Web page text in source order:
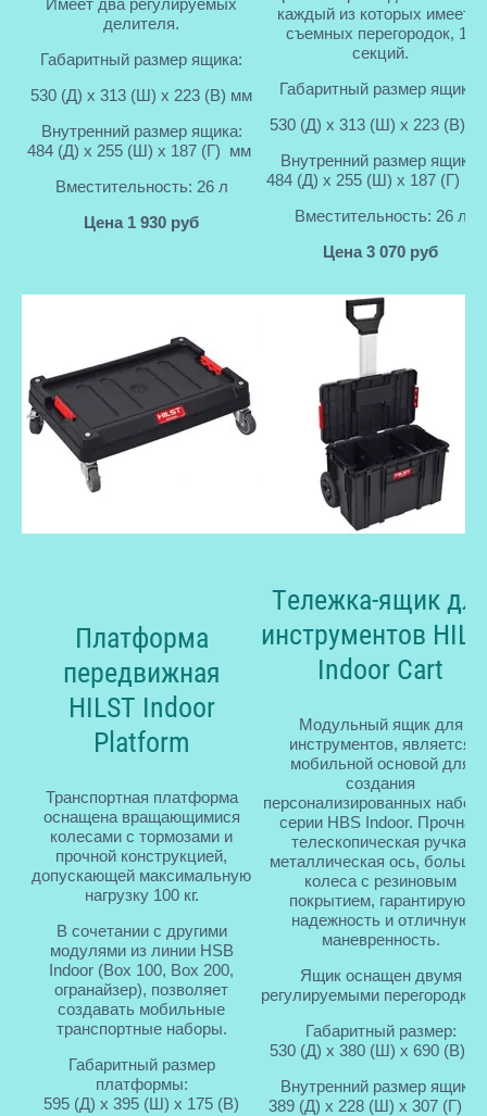
делителя.
Габаритный размер ящика:
530 (Д) x 313 (Ш) x 223 (В) мм
Внутренний размер ящика:
484 (Д) x 255 (Ш) x 187 (Г) мм
Вместительность: 26 л
Цена 1 930 руб
каждый из которых имеет 6
съемных перегородок, 10
секций.
Габаритный размер ящика:
530 (Д) x 313 (Ш) x 223 (В)
Внутренний размер ящика:
484 (Д) x 255 (Ш) x 187 (Г)
Вместительность: 26 л
Цена 3 070 руб
Платформа
передвижная
HILST Indoor
Platform
Транспортная платформа
оснащена вращающимися
колесами с тормозами и
прочной конструкцией,
допускающей максимальную
нагрузку 100 кг.
В сочетании с другими
модулями из линии HSB
Indoor (Box 100, Box 200,
огранайзер), позволяет
создавать мобильные
транспортные наборы.
Габаритный размер
платформы:
595 (Д) x 395 (Ш) x 175 (В)
Тележка-ящик
инструментов
Indoor Cart
Модульный ящик для
инструментов, является
мобильной основой для
создания
персонализированных
серии HBS Indoor. Прочная
телескопическая ручка,
металлическая ось,
колеса с резиновым
покрытием, гарантируют
надежность и отличную
маневренность.
Ящик оснащен двумя
регулируемыми
Габаритный размер:
530 (Д) x 380 (Ш) x 690 (В)
Внутренний размер ящика:
389 (Д) x 228 (Ш) x 307 (Г)